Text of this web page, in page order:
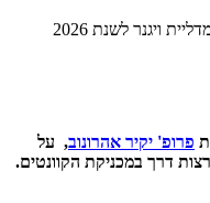
פרופ' יקיר אהרונוב, על
דרך במכניקת הקוונטים.